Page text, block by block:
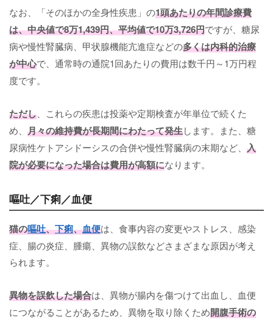
なお、「そのほかの全身性疾患」の1頭あたりの年間診療費
は、中央値で8万1,439円、平均値で10万3,726円ですが、糖尿
病や慢性腎臓病、甲状腺機能亢進症などの多くは内科的治療
が中心で、通常時の通院1回あたりの費用は数千円～1万円程
度です。
ただし 、これらの疾患は投薬や定期検査が年単位で続くた
め、 月々の維持費が長期間にわたって発生します。また、糖
尿病性ケトアシドーシスの合併や慢性腎臓病の末期など、 入
院が必要になった場合は費用が高額になります。
嘔吐／下痢／血便
猫の嘔吐、下痢、血便は、食事内容の変更やストレス、感染
症、腸の炎症、腫瘍、異物の誤飲などさまざまな原因が考え
られます。
異物を誤飲した場合は、異物が腸内を傷つけて出血し、血便
につながることがあるため、異物を取り除くため開腹手術の